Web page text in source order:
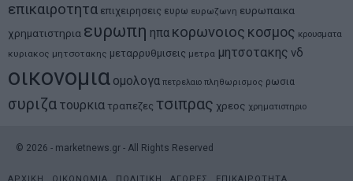
επικαιροτητα επιχειρησεις ευρω ευρωζωνη ευρωπαικα
χρηματιστηρια ευρωπη ηπα κορωνοιος κοσμος κρουσματα
κυριακος μητσοτακης μεταρρυθμισεις μετρα μητσοτακης νδ
οικονομια ομολογα πετρελαιο πληθωρισμος ρωσια
συριζα τουρκια τραπεζες τσιπρας χρεος χρηματιστηριο
© 2026 - marketnews.gr - All Rights Reserved